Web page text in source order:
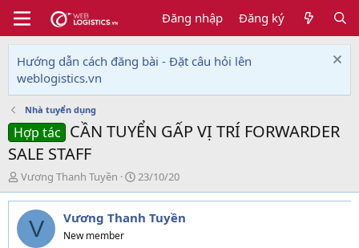
Đăng nhập Đăng ký
Hướng dẫn cách đăng bài - Đặt câu hỏi lên
weblogistics.vn
Nhà tuyển dụng
Hợp tác CẦN TUYỂN GẤP VỊ TRÍ FORWARDER
SALE STAFF
T
h
r
e
Vương Thanh Tuyền
N
g
à
y
23/10/20
V Vương Thanh Tuyền
New member